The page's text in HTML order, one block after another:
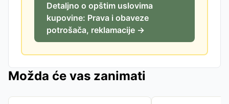
Detaljno o opštim uslovima
kupovine: Prava i obaveze
potrošača, reklamacije →
Možda će vas zanimati